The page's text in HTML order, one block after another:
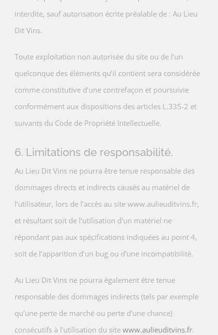
interdite, sauf autorisation écrite préalable de : Au Lieu
Dit Vins.
Toute exploitation non autorisée du site ou de l’un
quelconque des éléments qu’il contient sera considérée
comme constitutive d’une contrefaçon et poursuivie
conformément aux dispositions des articles L.335-2 et
suivants du Code de Propriété Intellectuelle.
6. Limitations de responsabilité.
Au Lieu Dit Vins ne pourra être tenue responsable des
dommages directs et indirects causés au matériel de
l’utilisateur, lors de l’accès au site www.aulieuditvins.fr,
et résultant soit de l’utilisation d’un matériel ne
répondant pas aux spécifications indiquées au point 4,
soit de l’apparition d’un bug ou d’une incompatibilité.
Au Lieu Dit Vins ne pourra également être tenue
responsable des dommages indirects (tels par exemple
qu’une perte de marché ou perte d’une chance)
consécutifs à l’utilisation du site www.aulieuditvins.fr.